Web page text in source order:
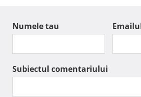
Numele tau
Subiectul comentariului